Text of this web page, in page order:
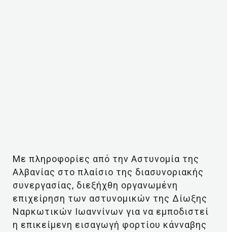
Με πληροφορίες από την Αστυνομία της
Αλβανίας στο πλαίσιο της διασυνοριακής
συνεργασίας, διεξήχθη οργανωμένη
επιχείρηση των αστυνομικών της Δίωξης
Ναρκωτικών Ιωαννίνων για να εμποδιστεί
η επικείμενη εισαγωγή φορτίου κάνναβης